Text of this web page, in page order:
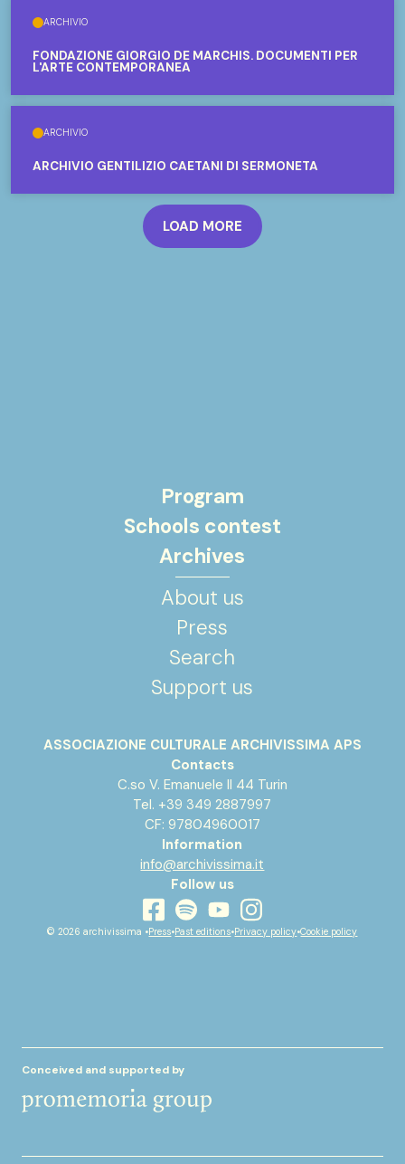
ARCHIVIO
FONDAZIONE GIORGIO DE MARCHIS. DOCUMENTI PER
L'ARTE CONTEMPORANEA
ARCHIVIO
ARCHIVIO GENTILIZIO CAETANI DI SERMONETA
LOAD MORE
Program
Schools contest
Archives
About us
Press
Search
Support us
ASSOCIAZIONE CULTURALE ARCHIVISSIMA APS
Contacts
C.so V. Emanuele II 44 Turin
Tel. +39 349 2887997
CF: 97804960017
Information
info@archivissima.it
Follow us
facebook
spotifyyoutubeinstagram
© 2026 archivissima •Press•Past editions•Privacy policy•Cookie policy
Conceived and supported by